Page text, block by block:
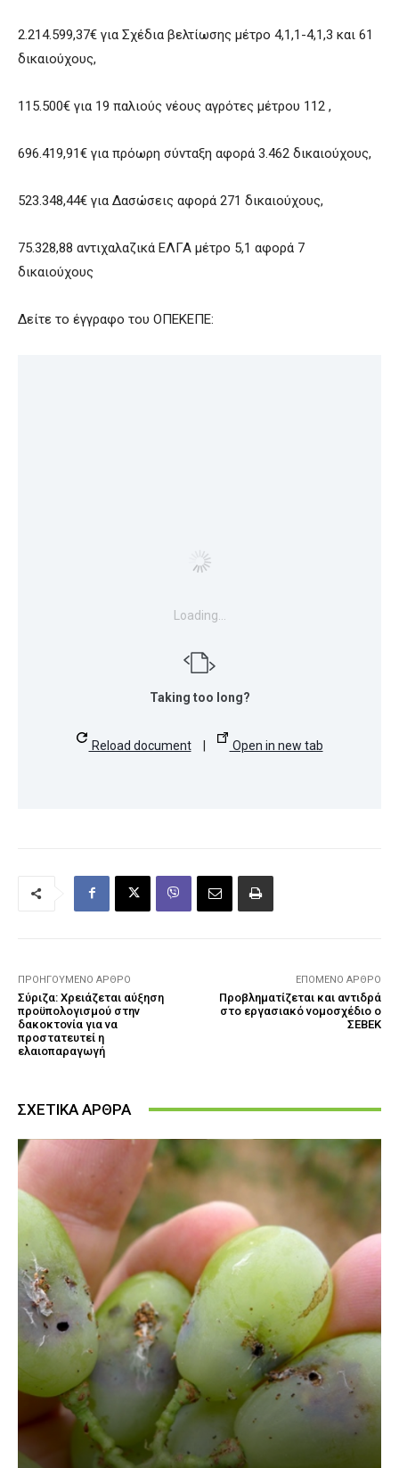
2.214.599,37€ για Σχέδια βελτίωσης μέτρο 4,1,1-4,1,3 και 61
δικαιούχους,
115.500€ για 19 παλιούς νέους αγρότες μέτρου 112 ,
696.419,91€ για πρόωρη σύνταξη αφορά 3.462 δικαιούχους,
523.348,44€ για Δασώσεις αφορά 271 δικαιούχους,
75.328,88 αντιχαλαζικά ΕΛΓΑ μέτρο 5,1 αφορά 7
δικαιούχους
Δείτε το έγγραφο του ΟΠΕΚΕΠΕ:
Loading…
Taking too long?
Reload document Open in new tab
ΠΡΟΗΓΟΎΜΕΝΟ ΆΡΘΡΟ
Σύριζα: Χρειάζεται αύξηση
προϋπολογισμού στην
δακοκτονία για να
προστατευτεί η
ελαιοπαραγωγή
ΕΠΌΜΕΝΟ ΆΡΘΡΟ
Προβληματίζεται και αντιδρά
στο εργασιακό νομοσχέδιο ο
ΣΕΒΕΚ
ΣΧΕΤΙΚΑ ΑΡΘΡΑ